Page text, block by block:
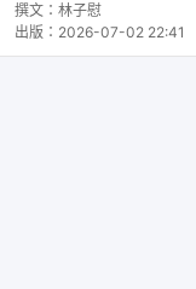
撰文： 林子慰
出版： 2026-07-02 22:41